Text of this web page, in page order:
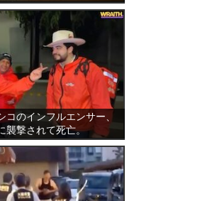
コのインフルエンサー、
襲撃されて死亡。